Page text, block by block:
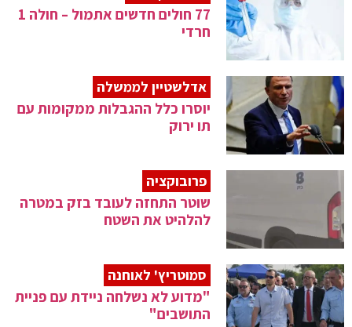
77 חולים חדשים אתמול – חולה 1
חרדי
אדלשטיין לממשלה
יוסרו כלל ההגבלות ממקומות עם
תו ירוק
פרובוקציה
שוטר התחזה לעובד בזק במטרה
להלהיט את השטח
סמוטריץ' לאוחנה
"מדוע לא נשלחה ניידת עם פניית
התושבים"